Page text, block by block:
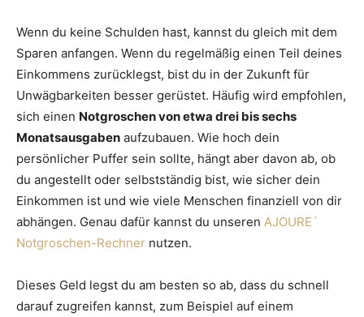
Wenn du keine Schulden hast, kannst du gleich mit dem
Sparen anfangen. Wenn du regelmäßig einen Teil deines
Einkommens zurücklegst, bist du in der Zukunft für
Unwägbarkeiten besser gerüstet. Häufig wird empfohlen,
sich einen Notgroschen von etwa drei bis sechs
Monatsausgaben aufzubauen. Wie hoch dein
persönlicher Puffer sein sollte, hängt aber davon ab, ob
du angestellt oder selbstständig bist, wie sicher dein
Einkommen ist und wie viele Menschen finanziell von dir
abhängen. Genau dafür kannst du unseren AJOURE´
Notgroschen-Rechner nutzen.
Dieses Geld legst du am besten so ab, dass du schnell
darauf zugreifen kannst, zum Beispiel auf einem